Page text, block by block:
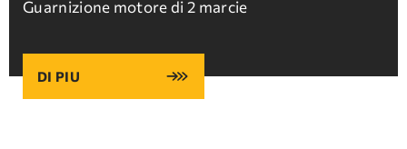
Guarnizione motore di 2 marcie
DI PIU